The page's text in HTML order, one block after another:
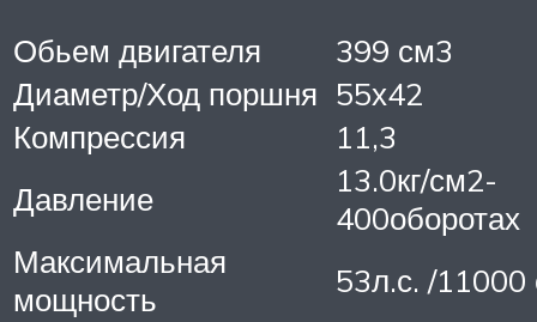
Обьем двигателя
399 см3
Диаметр/Ход поршня 55х42
Компрессия
11,3
Давление
13.0кг/см2-
400оборотах
Максимальная
мощность
53л.с. /